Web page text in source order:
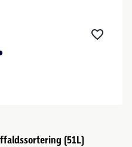
(51L)